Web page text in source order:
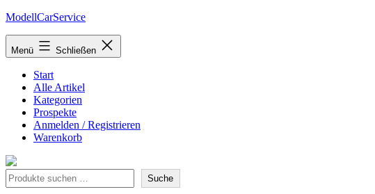
Zum
springen
ModellCarService
Menü Schließen
Start
Alle Artikel
Kategorien
Prospekte
Anmelden / Registrieren
Warenkorb
Suche Suche